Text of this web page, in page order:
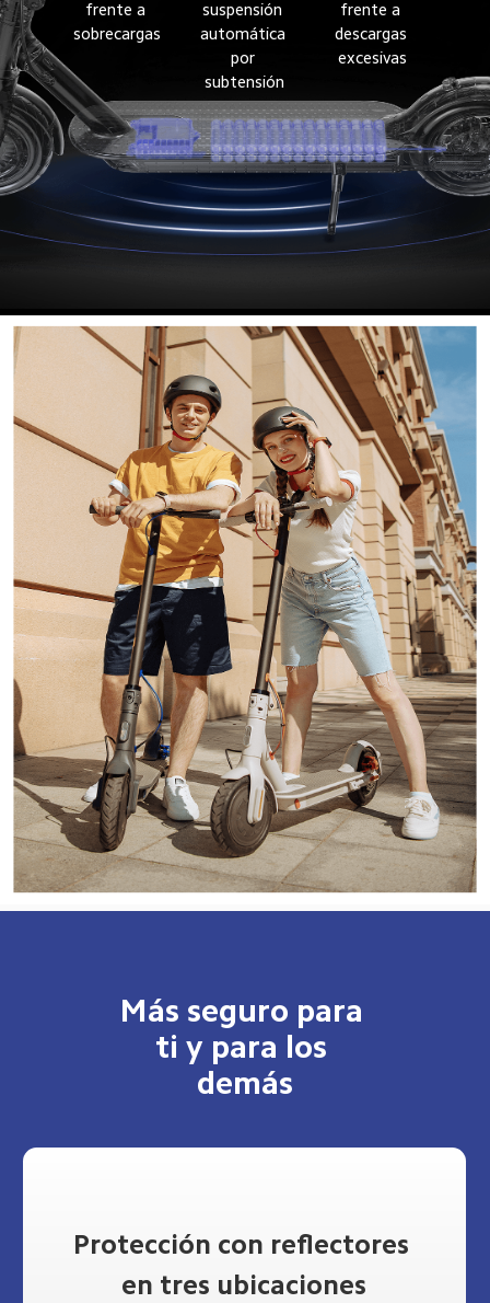
frente a
sobrecargas
suspensión
automática
por
subtensión
frente a
descargas
excesivas
Más seguro para
ti y para los
demás
Protección con reflectores
en tres ubicaciones